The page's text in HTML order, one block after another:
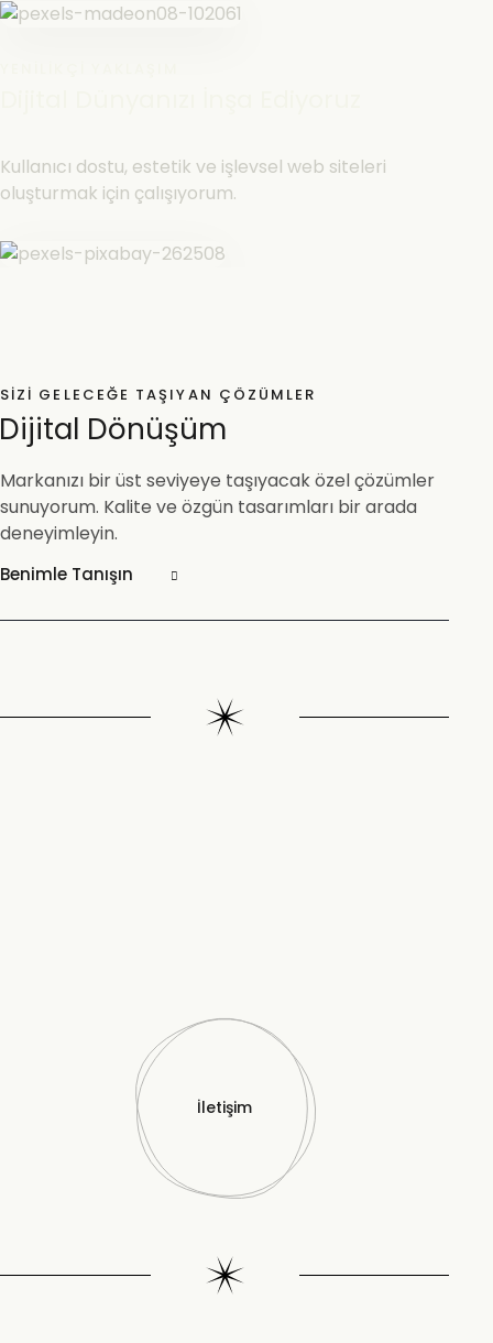
Kullanıcı dostu, estetik ve işlevsel web siteleri
oluşturmak için çalışıyorum.
SIZI GELECEĞE TAŞIYAN ÇÖZÜMLER
Dijital Dönüşüm
Markanızı bir üst seviyeye taşıyacak özel çözümler
sunuyorum. Kalite ve özgün tasarımları bir arada
deneyimleyin.
Benimle Tanışın
İletişim